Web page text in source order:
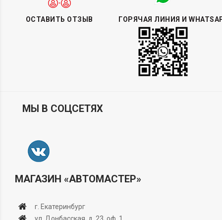
ОСТАВИТЬ ОТЗЫВ ГОРЯЧАЯ ЛИНИЯ И
МЫ В СОЦСЕТЯХ
МАГАЗИН «АВТОМАСТЕР»
г. Екатеринбург